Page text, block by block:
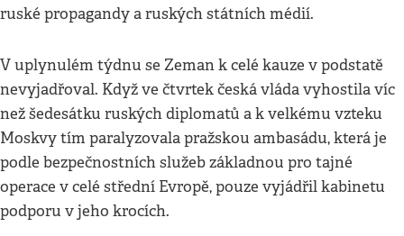
ruské propagandy a ruských státních médií.
V uplynulém týdnu se Zeman k celé kauze v podstatě
nevyjadřoval. Když ve čtvrtek česká vláda vyhostila víc
než šedesátku ruských diplomatů a k velkému vzteku
Moskvy tím paralyzovala pražskou ambasádu, která je
podle bezpečnostních služeb základnou pro tajné
operace v celé střední Evropě, pouze vyjádřil kabinetu
podporu v jeho krocích.